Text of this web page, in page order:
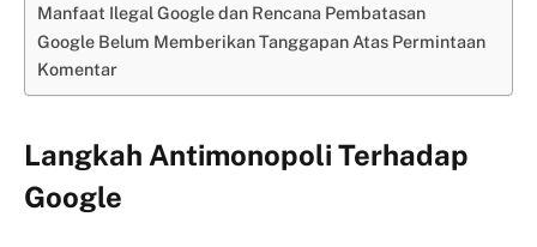
Manfaat Ilegal Google dan Rencana Pembatasan
Google Belum Memberikan Tanggapan Atas Permintaan
Komentar
Langkah Antimonopoli Terhadap
Google